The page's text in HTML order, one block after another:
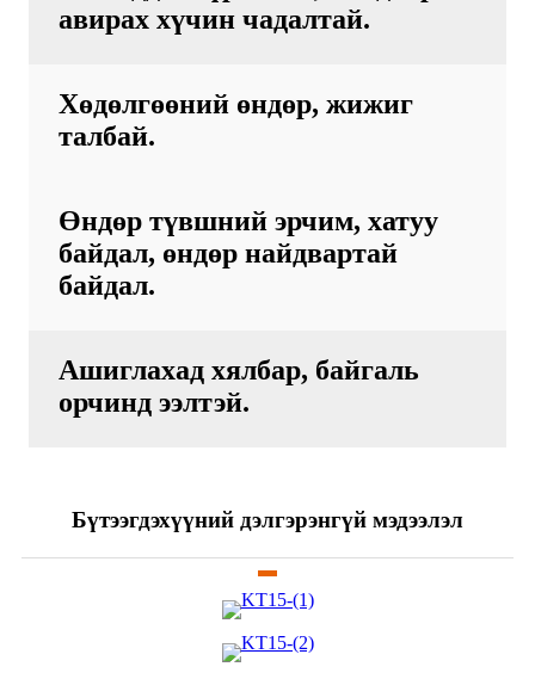
авирах хүчин чадалтай.
Хөдөлгөөний өндөр, жижиг
талбай.
Өндөр түвшний эрчим, хатуу
байдал, өндөр найдвартай
байдал.
Ашиглахад хялбар, байгаль
орчинд ээлтэй.
Бүтээгдэхүүний дэлгэрэнгүй мэдээлэл